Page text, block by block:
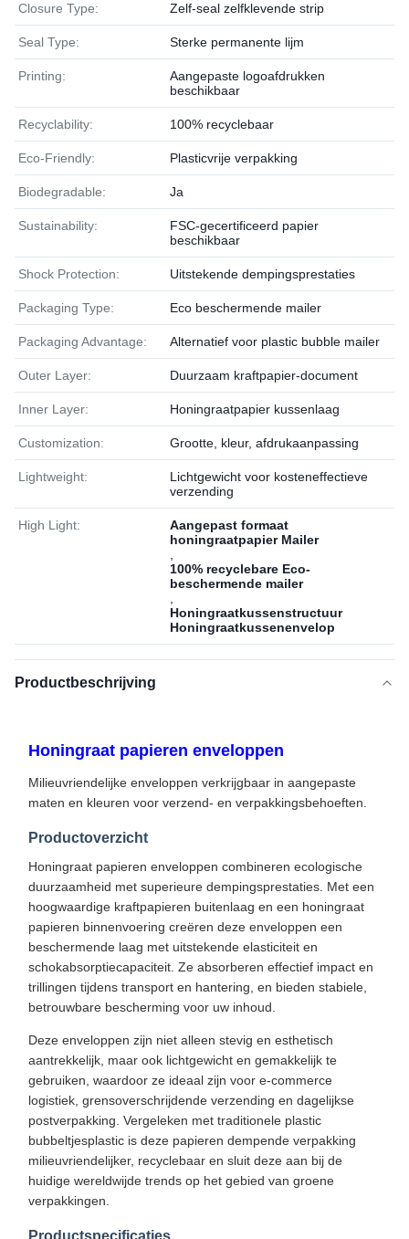
Closure Type: Zelf-seal zelfklevende strip
Seal Type: Sterke permanente lijm
Printing:
Aangepaste logoafdrukken
beschikbaar
Recyclability: 100% recyclebaar
Eco-Friendly: Plasticvrije verpakking
Biodegradable: Ja
Sustainability:
FSC-gecertificeerd papier
beschikbaar
Shock Protection: Uitstekende dempingsprestaties
Packaging Type: Eco beschermende mailer
Packaging Advantage: Alternatief voor plastic bubble mailer
Outer Layer: Duurzaam kraftpapier-document
Inner Layer: Honingraatpapier kussenlaag
Customization: Grootte, kleur, afdrukaanpassing
Lightweight:
Lichtgewicht voor kosteneffectieve
verzending
High Light:
Aangepast formaat
honingraatpapier Mailer
100% recyclebare Eco-
beschermende mailer
Honingraatkussenstructuur
Honingraatkussenenvelop
Productbeschrijving
Honingraat papieren enveloppen
Milieuvriendelijke enveloppen verkrijgbaar in aangepaste
maten en kleuren voor verzend- en verpakkingsbehoeften.
Productoverzicht
Honingraat papieren enveloppen combineren ecologische
duurzaamheid met superieure dempingsprestaties. Met een
hoogwaardige kraftpapieren buitenlaag en een honingraat
papieren binnenvoering creëren deze enveloppen een
beschermende laag met uitstekende elasticiteit en
schokabsorptiecapaciteit. Ze absorberen effectief impact en
trillingen tijdens transport en hantering, en bieden stabiele,
betrouwbare bescherming voor uw inhoud.
Deze enveloppen zijn niet alleen stevig en esthetisch
aantrekkelijk, maar ook lichtgewicht en gemakkelijk te
gebruiken, waardoor ze ideaal zijn voor e-commerce
logistiek, grensoverschrijdende verzending en dagelijkse
postverpakking. Vergeleken met traditionele plastic
bubbeltjesplastic is deze papieren dempende verpakking
milieuvriendelijker, recyclebaar en sluit deze aan bij de
huidige wereldwijde trends op het gebied van groene
verpakkingen.
Productspecificaties